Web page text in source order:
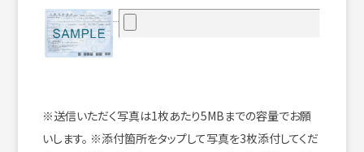
※送信いただく写真は1枚あたり5MBまでの容量でお願
いします。 ※添付箇所をタップして写真を3枚添付してくだ